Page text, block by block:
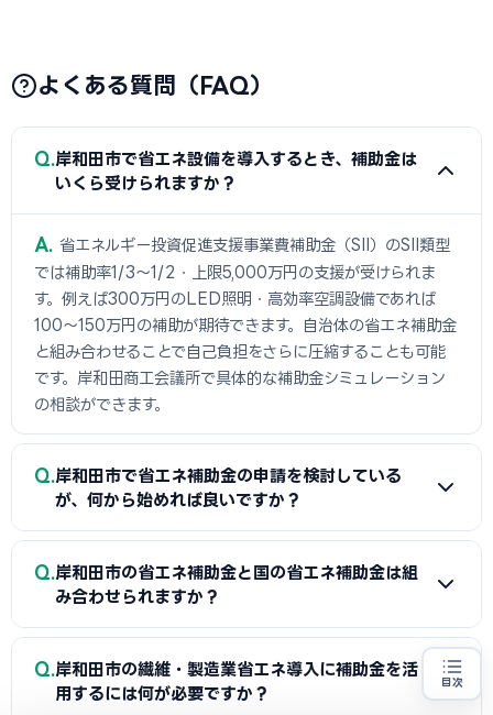
よくある質問（FAQ）
Q 岸和田市で省エネ設備を導入するとき、補助金は
いくら受けられますか？
A
省エネルギー投資促進支援事業費補助金（SII）のSII類型
では補助率1/3〜1/2・上限5,000万円の支援が受けられま
す。例えば300万円のLED照明・高効率空調設備であれば
100〜150万円の補助が期待できます。自治体の省エネ補助金
と組み合わせることで自己負担をさらに圧縮することも可能
です。岸和田商工会議所で具体的な補助金シミュレーション
の相談ができます。
Q 岸和田市で省エネ補助金の申請を検討している
が、何から始めれば良いですか？
A
まずは省エネ診断（無料または費用補助あり）を受けて
エネルギー使用状況を把握することが第一歩です。次に岸和
活用について相談し、GビズIDプライムの取得（2〜3週間必
要）を並行して進めましょう。公募スケジュールに合わせた準
備が採択への近道です。
Q 岸和田市の省エネ補助金と国の省エネ補助金は組
み合わせられますか？
A
経費項目が重複しなければ岸和田市（または都道府県）の
省エネ補助金と国のSII補助金の併用が可能です。例えば太陽
Q 岸和田市の繊維・製造業省エネ導入に補助金を活
用するには何が必要ですか？
目次
省エネ設備の導入をお考えの方